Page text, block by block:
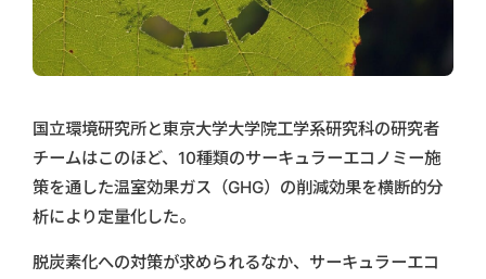
国立環境研究所と東京大学大学院工学系研究科の研究者
チームはこのほど、10種類のサーキュラーエコノミー施
策を通した温室効果ガス（GHG）の削減効果を横断的分
析により定量化した。
脱炭素化への対策が求められるなか、サーキュラーエコ